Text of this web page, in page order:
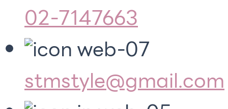
02-7147663
stmstyle@gmail.com